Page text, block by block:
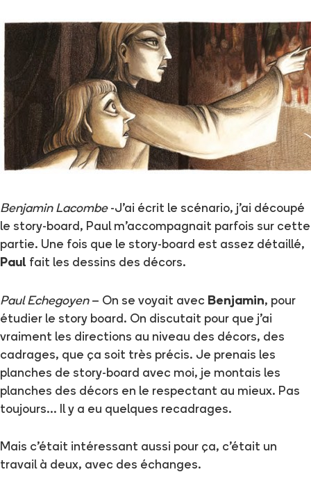
Benjamin Lacombe-J'ai écrit le scénario, j'ai découpé
le story-board, Paul m'accompagnait parfois sur cette
partie. Une fois que le story-board est assez détaillé,
Paul fait les dessins des décors.
Paul Echegoyen– On se voyait avec Benjamin, pour
étudier le story board. On discutait pour que j'ai
vraiment les directions au niveau des décors, des
cadrages, que ça soit très précis. Je prenais les
planches de story-board avec moi, je montais les
planches des décors en le respectant au mieux. Pas
toujours... Il y a eu quelques recadrages.
Mais c'était intéressant aussi pour ça, c'était un
travail à deux, avec des échanges.